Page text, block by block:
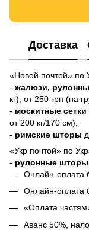
Доставка
«Новой почтой» по
- жалюзи,
кг), от 250 грн (на
- москитные сетки
от 200 кг/170 см);
- римские шторы
«Укр почтой» по
- рулонные шторы
Онлайн-оплата
Онлайн-оплата
«Оплата
Аванс 50%,